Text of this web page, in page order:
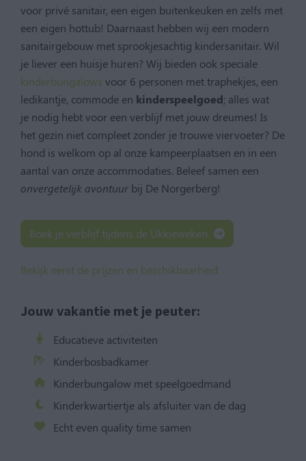
voor privé sanitair, een eigen buitenkeuken en zelfs met
een eigen hottub! Daarnaast hebben wij een modern
sanitairgebouw met sprookjesachtig kindersanitair. Wil
je liever een huisje huren? Wij bieden ook speciale
kinderbungalows voor 6 personen met traphekjes, een
ledikantje, commode en kinderspeelgoed; alles wat
je nodig hebt voor een verblijf met jouw dreumes! Is
het gezin niet compleet zonder je trouwe viervoeter? De
hond is welkom op al onze kampeerplaatsen en in een
aantal van onze accommodaties. Beleef samen een
onvergetelijk avontuur bij De Norgerberg!
Boek je verblijf tijdens de Ukkieweken
Bekijk eerst de prijzen en beschikbaarheid
Jouw vakantie met je peuter:
Educatieve activiteiten
Kinderbosbadkamer
Kinderbungalow met speelgoedmand
Kinderkwartiertje als afsluiter van de dag
Echt even quality time samen